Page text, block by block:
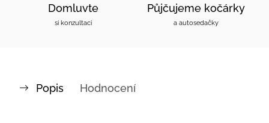
Domluvte
si konzultaci
Půjčujeme kočárky
a autosedačky
Popis Hodnocení